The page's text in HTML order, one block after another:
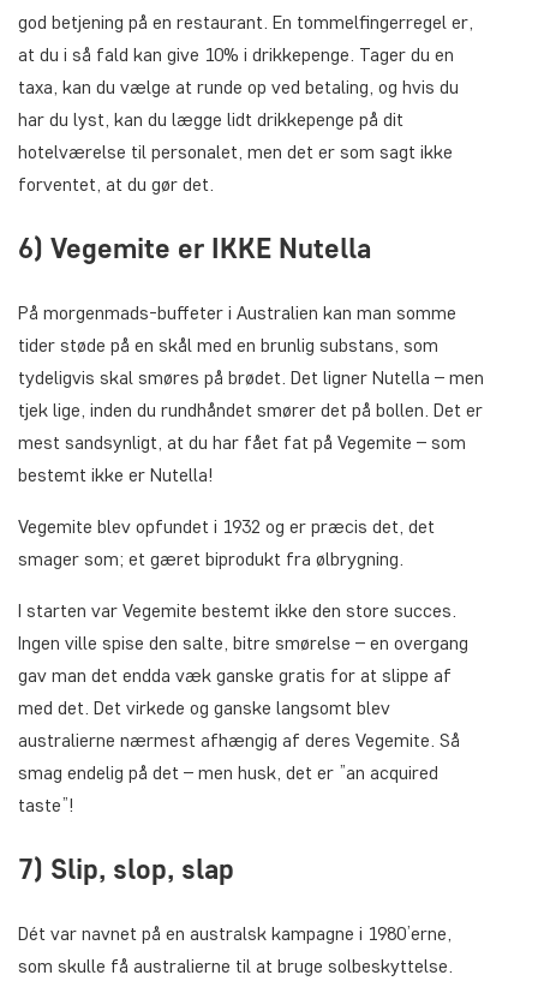
god betjening på en restaurant. En tommelfingerregel er,
at du i så fald kan give 10% i drikkepenge. Tager du en
taxa, kan du vælge at runde op ved betaling, og hvis du
har du lyst, kan du lægge lidt drikkepenge på dit
hotelværelse til personalet, men det er som sagt ikke
forventet, at du gør det.
6) Vegemite er IKKE Nutella
På morgenmads-buffeter i Australien kan man somme
tider støde på en skål med en brunlig substans, som
tydeligvis skal smøres på brødet. Det ligner Nutella – men
tjek lige, inden du rundhåndet smører det på bollen. Det er
mest sandsynligt, at du har fået fat på Vegemite – som
bestemt ikke er Nutella!
Vegemite blev opfundet i 1932 og er præcis det, det
smager som; et gæret biprodukt fra ølbrygning.
I starten var Vegemite bestemt ikke den store succes.
Ingen ville spise den salte, bitre smørelse – en overgang
gav man det endda væk ganske gratis for at slippe af
med det. Det virkede og ganske langsomt blev
australierne nærmest afhængig af deres Vegemite. Så
smag endelig på det – men husk, det er ”an acquired
taste”!
7) Slip, slop, slap
Dét var navnet på en australsk kampagne i 1980’erne,
som skulle få australierne til at bruge solbeskyttelse.